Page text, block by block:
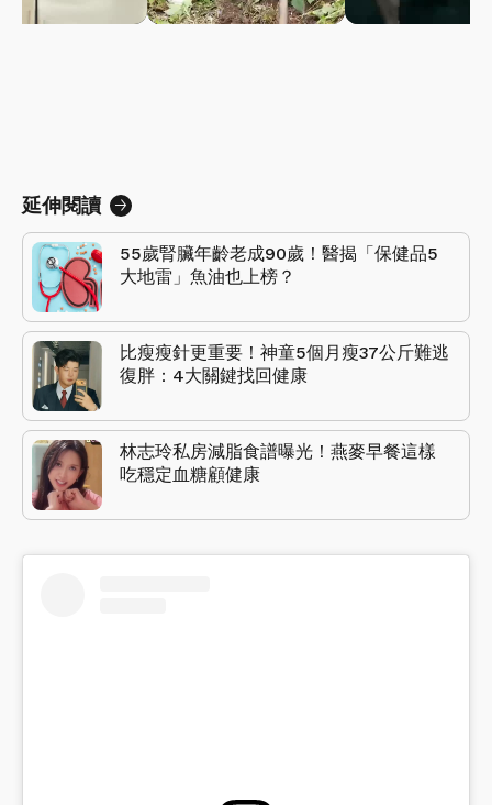
延伸閱讀
55歲腎臟年齡老成90歲！醫揭「保健品5
大地雷」魚油也上榜？
比瘦瘦針更重要！神童5個月瘦37公斤難逃
復胖：4大關鍵找回健康
林志玲私房減脂食譜曝光！燕麥早餐這樣
吃穩定血糖顧健康